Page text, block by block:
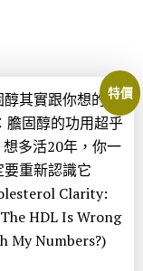
特價